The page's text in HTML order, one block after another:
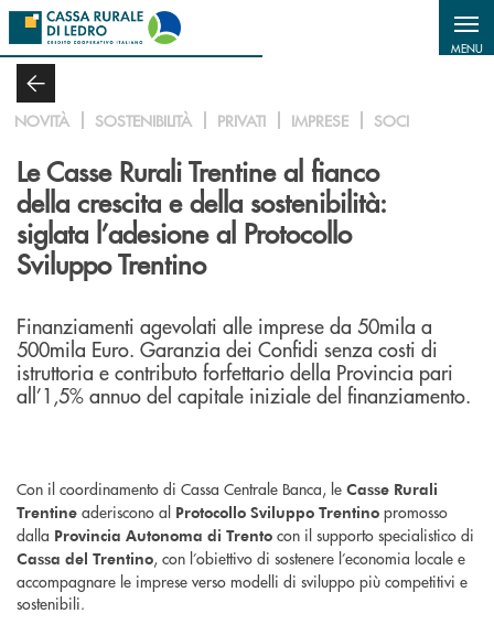
Salta al contenuto principale
MENU
NOVITÀ SOSTENIBILITÀ PRIVATI IMPRESE SOCI
Le Casse Rurali Trentine al fianco
della crescita e della sostenibilità:
siglata l’adesione al Protocollo
Sviluppo Trentino
Finanziamenti agevolati alle imprese da 50mila a
500mila Euro. Garanzia dei Confidi senza costi di
istruttoria e contributo forfettario della Provincia pari
all’1,5% annuo del capitale iniziale del finanziamento.
Con il coordinamento di Cassa Centrale Banca, le Casse Rurali
Trentine aderiscono al Protocollo Sviluppo Trentino promosso
dalla Provincia Autonoma di Trento con il supporto specialistico di
Cassa del Trentino, con l’obiettivo di sostenere l’economia locale e
accompagnare le imprese verso modelli di sviluppo più competitivi e
sostenibili.